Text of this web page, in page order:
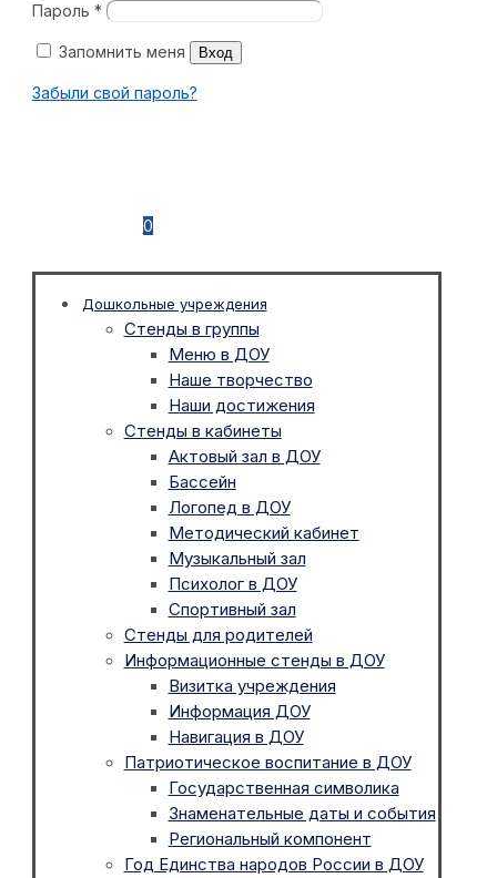
Пароль *
Запомнить меня Вход
Забыли свой пароль?
0
Дошкольные учреждения
Стенды в группы
Меню в ДОУ
Наше творчество
Наши достижения
Стенды в кабинеты
Актовый зал в ДОУ
Бассейн
Логопед в ДОУ
Методический кабинет
Музыкальный зал
Психолог в ДОУ
Спортивный зал
Стенды для родителей
Информационные стенды в ДОУ
Визитка учреждения
Информация ДОУ
Навигация в ДОУ
Патриотическое воспитание в ДОУ
Государственная символика
Знаменательные даты и события
Региональный компонент
Год Единства народов России в ДОУ